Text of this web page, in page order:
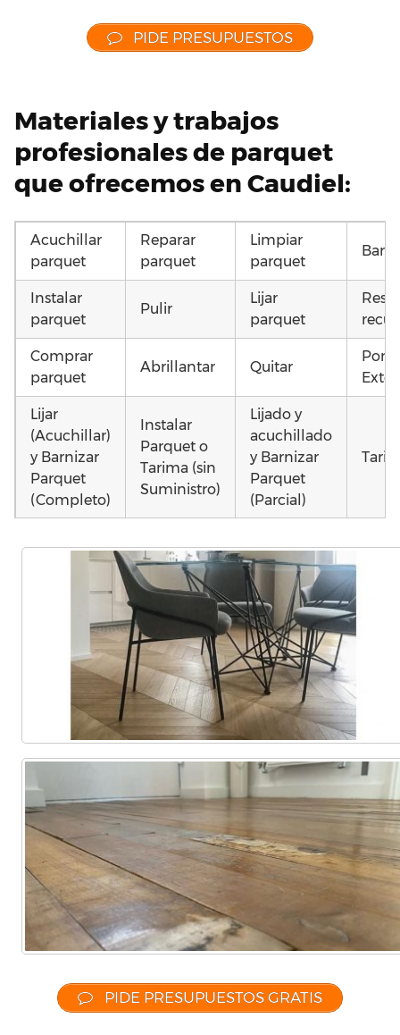
PIDE PRESUPUESTOS
Materiales y trabajos
profesionales de parquet
que ofrecemos en Caudiel:
Acuchillar
parquet
Reparar
parquet
Limpiar
parquet
Instalar
parquet
Pulir
Lijar
parquet
Comprar
parquet
Abrillantar Quitar
Lijar
(Acuchillar)
y Barnizar
Parquet
(Completo)
Instalar
Parquet o
Tarima (sin
Suministro)
Lijado y
acuchillado
y Barnizar
Parquet
(Parcial)
parquet o
Comercial
parquet o
Tarima
Vivienda
(Completa)
parquet o
Tarima
Vivienda
(Parcial)
PIDE PRESUPUESTOS GRATIS